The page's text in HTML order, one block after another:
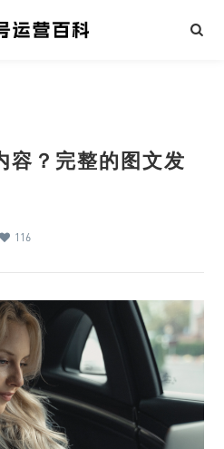
容？完整的图文发
116